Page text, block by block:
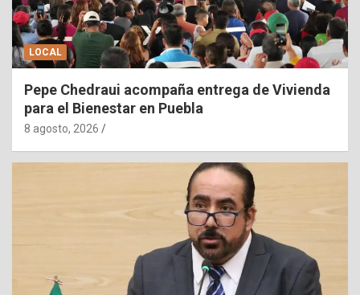
LOCAL
Pepe Chedraui acompaña entrega de Vivienda
para el Bienestar en Puebla
8 agosto, 2026